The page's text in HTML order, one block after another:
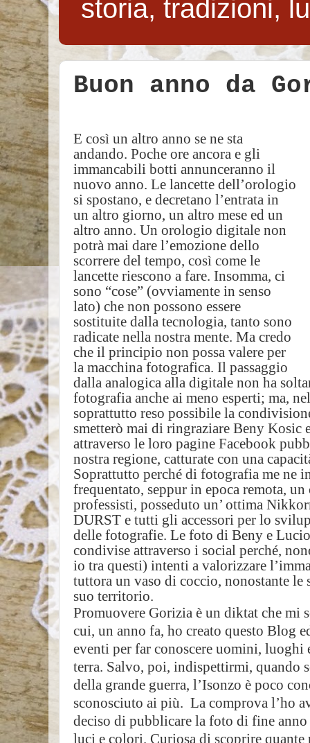
storia, tradizioni,
Buon anno da
E così un altro anno se ne sta
andando. Poche ore ancora e gli
immancabili botti annunceranno il
nuovo anno. Le lancette dell’orologio
si spostano, e decretano l’entrata in
un altro giorno, un altro mese ed un
altro anno. Un orologio digitale non
potrà mai dare l’emozione dello
scorrere del tempo, così come le
lancette riescono a fare. Insomma, ci
sono “cose” (ovviamente in senso
lato) che non possono essere
sostituite dalla tecnologia, tanto sono
radicate nella nostra mente. Ma credo
che il principio non possa valere per
la macchina fotografica. Il passaggio
dalla analogica alla digitale non ha
fotografia anche ai meno esperti; ma,
soprattutto reso possibile la
smetterò mai di ringraziare Beny
attraverso le loro pagine Facebook
nostra regione, catturate con una
Soprattutto perché di fotografia me ne
frequentato, seppur in epoca remota,
professisti, posseduto un’ ottima
DURST e tutti gli accessori per lo
delle fotografie. Le foto di Beny e
condivise attraverso i social perché,
io tra questi) intenti a valorizzare
tuttora un vaso di coccio, nonostante le
suo territorio.
Promuovere Gorizia è un diktat che mi
cui, un anno fa, ho creato questo Blog
eventi per far conoscere uomini, luoghi
terra. Salvo, poi, indispettirmi, quando
della grande guerra, l’Isonzo è poco
sconosciuto ai più. La comprova l’ho
deciso di pubblicare la foto di fine
luci e colori. Curiosa di scoprire quante